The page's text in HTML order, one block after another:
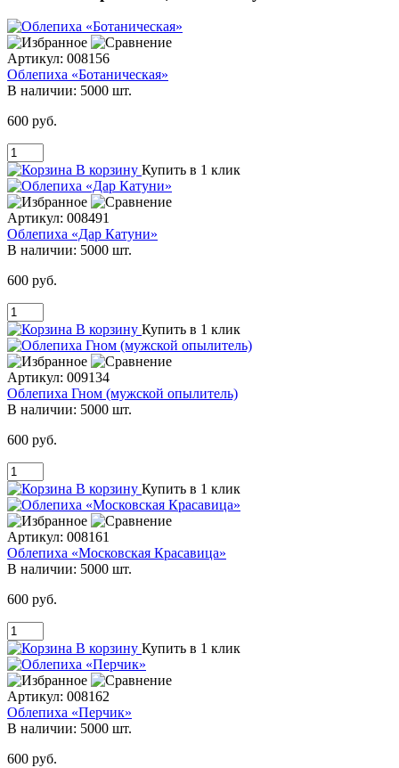
Артикул: 008156
Облепиха «Ботаническая»
В наличии: 5000 шт.
600 руб.
В корзину Купить в 1 клик
Артикул: 008491
Облепиха «Дар Катуни»
В наличии: 5000 шт.
600 руб.
В корзину Купить в 1 клик
Артикул: 009134
Облепиха Гном (мужской опылитель)
В наличии: 5000 шт.
600 руб.
В корзину Купить в 1 клик
Артикул: 008161
Облепиха «Московская Красавица»
В наличии: 5000 шт.
600 руб.
В корзину Купить в 1 клик
Артикул: 008162
Облепиха «Перчик»
В наличии: 5000 шт.
600 руб.